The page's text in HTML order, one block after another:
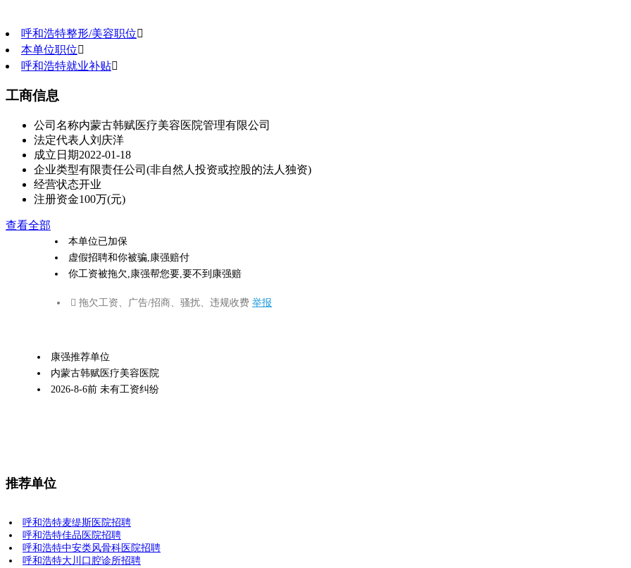
呼和浩特整形/美容职位
本单位职位
呼和浩特就业补贴
工商信息
公司名称内蒙古韩赋医疗美容医院管理有限公司
法定代表人 刘庆洋
成立日期2022-01-18
企业类型有限责任公司(非自然人投资或控股的法人独资)
经营状态开业
注册资金100万(元)
查看全部
本单位已加保
虚假招聘和你被骗,康强赔付
你工资被拖欠,康强帮您要,要不到康强赔
 拖欠工资、广告/招商、骚扰、违规收费 举报
康强推荐单位
内蒙古韩赋医疗美容医院
2026-8-6前 未有工资纠纷
推荐单位
呼和浩特麦缇斯医院招聘
呼和浩特佳品医院招聘
呼和浩特中安类风骨科医院招聘
呼和浩特大川口腔诊所招聘